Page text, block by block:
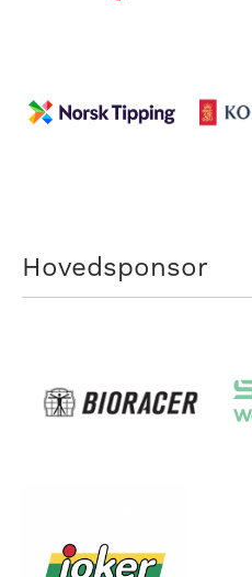
Hovedsponsor